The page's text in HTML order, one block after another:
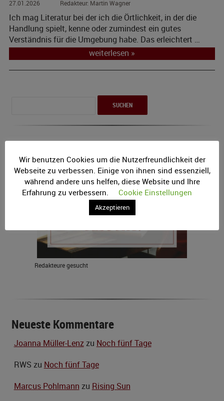
27.01.2026 Martin Wagner
Ich mag Literatur bei der ich die Örtlichkeit, in der die
Handlung spielt, kenne oder zumindest ein gutes
Verständnis für die Umgebung habe. Das erleichtert …
weiterlesen »
Redakteure gesucht
Neueste Kommentare
Joanna Müller-Lenzzu Noch fünf Tage
RWS zu Noch fünf Tage
Marcus Pohlmann zu Rising Sun
Wir benutzen Cookies um die Nutzerfreundlichkeit der
Webseite zu verbessen. Einige von ihnen sind essenziell,
während andere uns helfen, diese Website und Ihre
Erfahrung zu verbessern.
Cookie Einstellungen
Akzeptieren